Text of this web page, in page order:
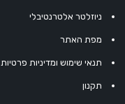
ניוזלטר אלטרנטיבלי
מפת האתר
תנאי שימוש ומדיניות פרטיות
תקנון